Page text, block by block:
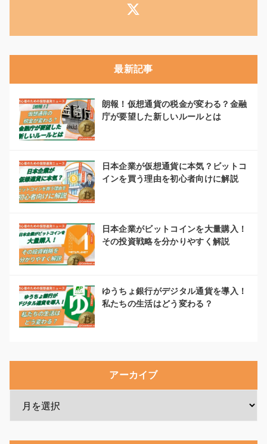
最新記事
朗報！仮想通貨の税金が変わる？金融
庁が要望した新しいルールとは
日本企業が仮想通貨に本気？ビットコ
インを買う理由を初心者向けに解説
日本企業がビットコインを大量購入！
その投資戦略を分かりやすく解説
ゆうちょ銀行がデジタル通貨を導入！
私たちの生活はどう変わる？
アーカイブ